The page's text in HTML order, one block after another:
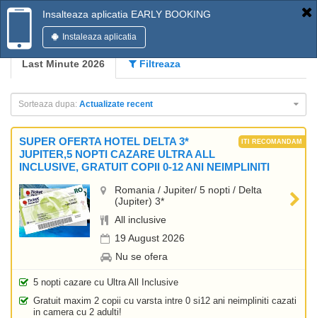
Insalteaza aplicatia EARLY BOOKING
Instaleaza aplicatia
Last Minute 2026 Filtreaza
Sorteaza dupa: Actualizate recent
SUPER OFERTA HOTEL DELTA 3*
JUPITER,5 NOPTI CAZARE ULTRA ALL
INCLUSIVE, GRATUIT COPII 0-12 ANI NEIMPLINITI
Romania / Jupiter/ 5 nopti / Delta
(Jupiter) 3*
All inclusive
19 August 2026
Nu se ofera
5 nopti cazare cu Ultra All Inclusive
Gratuit maxim 2 copii cu varsta intre 0 si12 ani neimpliniti cazati
in camera cu 2 adulti!